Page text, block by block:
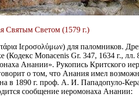
Святым Светом (1579 г.)
Ιεροσολύμων) для паломников.
Monacenis Gr. 347, 1634 г.,
Анании». Рукопись Критского
о том, что Анания имел
в 1890 г. проф. А. И. Пападопуло-
сообщение иеромонаха Анании: